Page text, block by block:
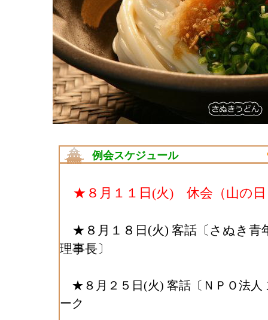
例会スケジュール
★８月１１日(火) 休会（山の日
★８月１８日(火) 客話〔さぬき青
理事長〕
★８月２５日(火) 客話〔ＮＰＯ法人
ーク